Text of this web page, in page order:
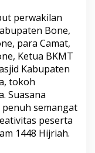
perwakilan
Bone,
para Camat,
Ketua BKMT
Kabupaten
tokoh
Suasana
semangat
peserta
1448 Hijriah.